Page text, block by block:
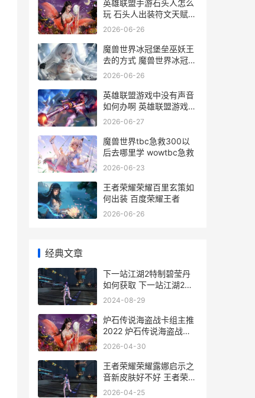
英雄联盟手游石头人怎么
玩 石头人出装符文天赋玩
法攻略
2026-06-26
魔兽世界冰冠堡垒巫妖王
去的方式 魔兽世界冰冠堡
垒声望怎么刷
2026-06-26
英雄联盟游戏中没有声音
如何办啊 英雄联盟游戏中
怎么回复好友私聊
2026-06-27
魔兽世界tbc急救300以
后去哪里学 wowtbc急救
2026-06-23
王者荣耀荣耀百里玄策如
何出装 百度荣耀王者
2026-06-26
经典文章
下一站江湖2特制碧莹丹
如何获取 下一站江湖2特
制碧莹丹
2024-08-29
炉石传说海盗战卡组主推
2022 炉石传说海盗战
2019
2026-04-30
王者荣耀荣耀露娜启示之
音新皮肤好不好 王者荣耀
荣耀露娜称号怎么获得
2026-04-25